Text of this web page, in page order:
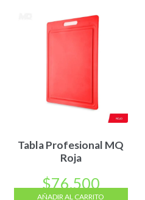
Tabla Profesional MQ
Roja
$76.500
AÑADIR AL CARRITO